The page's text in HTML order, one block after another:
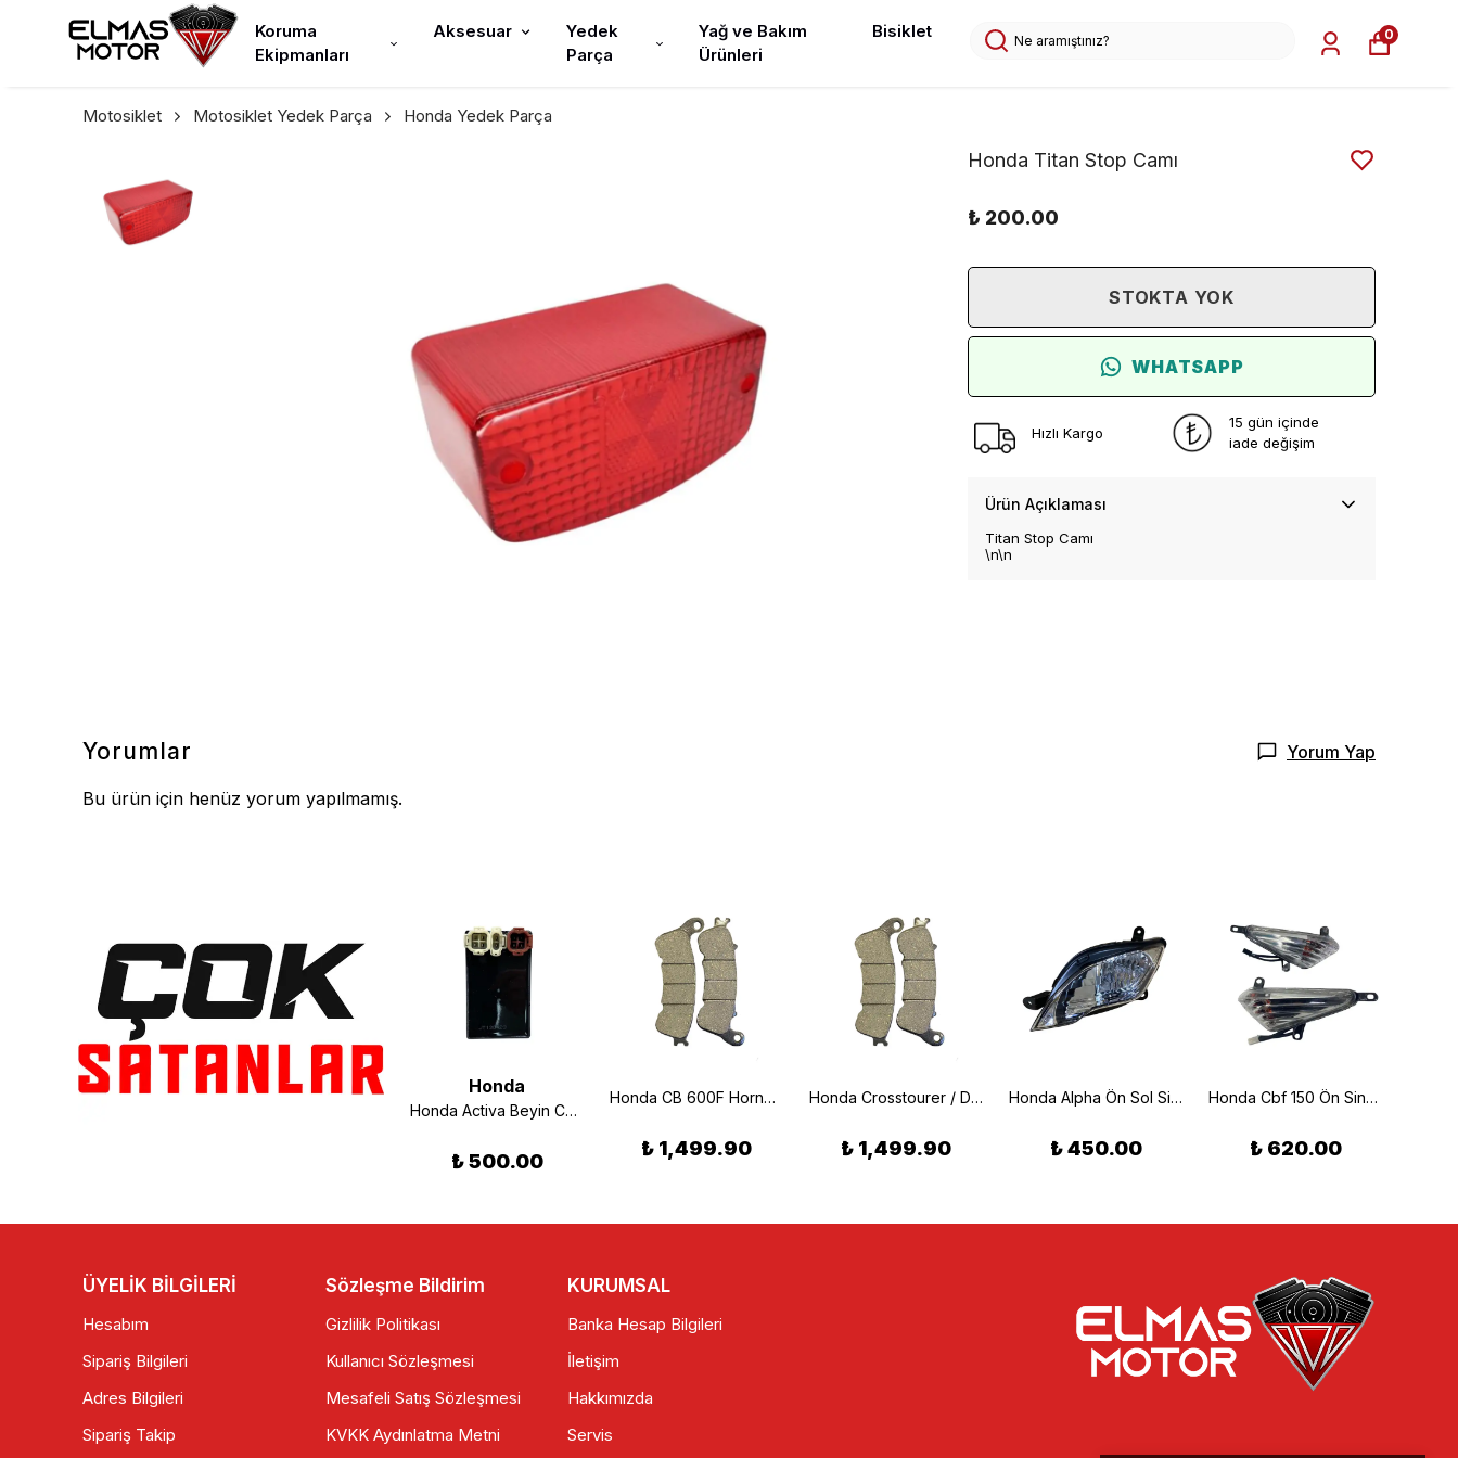
Koruma
Ekipmanları
Aksesuar
Yedek
Parça
Yağ ve Bakım
Ürünleri
Bisiklet 0
Motosiklet Motosiklet Yedek Parça Honda Yedek Parça
Honda Titan Stop Camı
₺ 200.00
STOKTA YOK
WHATSAPP
Hızlı Kargo
15 gün içinde
iade değişim
Ürün Açıklaması
Titan Stop Camı
\n\n
Yorumlar Yorum Yap
Bu ürün için henüz yorum yapılmamış.
Honda Dio Ön Fren Disk Honda DN-01 700 Yarı Metalik Ön Fren Balatası (08/10) Braking 910SM1
Honda
Honda Activa Beyin Cdı 10 Fişli Oem
₺ 500.00
Honda CB 600F Hornet Yarı Metalik Ön Fren Balatası (07/13) Braking 910SM1
₺ 1,499.90
Honda Crosstourer / DCT 1200 Yarı Metalik Ön Fren Balatası (12/18) Braking 910SM1
₺ 1,499.90
Honda Alpha Ön Sol Sinyal
₺ 450.00
Honda Cbf 150 Ön Sinyal Takım Sağ Sol
₺ 620.00
ÜYELİK BİLGİLERİ
Hesabım
Sipariş Bilgileri
Adres Bilgileri
Sipariş Takip
Sözleşme Bildirim
Gizlilik Politikası
Kullanıcı Sözleşmesi
Mesafeli Satış Sözleşmesi
KVKK Aydınlatma Metni
KURUMSAL
Banka Hesap Bilgileri
İletişim
Hakkımızda
Servis